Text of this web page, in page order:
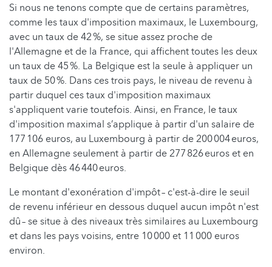
Si nous ne tenons compte que de certains paramètres,
comme les taux d'imposition maximaux, le Luxembourg,
avec un taux de 42 %, se situe assez proche de
l'Allemagne et de la France, qui affichent toutes les deux
un taux de 45 %. La Belgique est la seule à appliquer un
taux de 50 %. Dans ces trois pays, le niveau de revenu à
partir duquel ces taux d'imposition maximaux
s'appliquent varie toutefois. Ainsi, en France, le taux
d'imposition maximal s’applique à partir d'un salaire de
177 106 euros, au Luxembourg à partir de 200 004 euros,
en Allemagne seulement à partir de 277 826 euros et en
Belgique dès 46 440 euros.
Le montant d'exonération d'impôt – c'est-à-dire le seuil
de revenu inférieur en dessous duquel aucun impôt n'est
dû – se situe à des niveaux très similaires au Luxembourg
et dans les pays voisins, entre 10 000 et 11 000 euros
environ.